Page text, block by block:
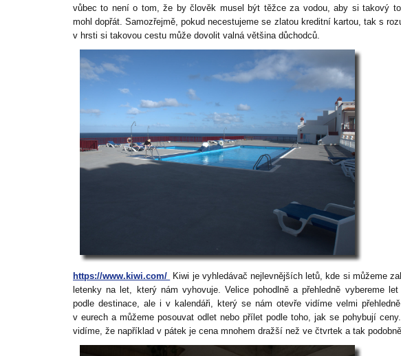
vůbec to není o tom, že by člověk musel být těžce za vodou, aby si takový
mohl dopřát. Samozřejmě, pokud necestujeme se zlatou kreditní kartou, tak s
v hrsti si takovou cestu může dovolit valná většina důchodců.
https://www.kiwi.com/
Kiwi je vyhledávač nejlevnějších letů, kde si můžeme
letenky na let, který nám vyhovuje. Velice pohodlně a přehledně vybereme let
podle destinace, ale i v kalendáři, který se nám otevře vidíme velmi
v eurech a můžeme posouvat odlet nebo přílet podle toho, jak se pohybují
vidíme, že například v pátek je cena mnohem dražší než ve čtvrtek a tak podobně.